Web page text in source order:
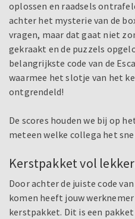
oplossen en raadsels
achter het mysterie van de
vragen, maar dat gaat niet
gekraakt en de puzzels
belangrijkste code van de
waarmee het slotje van het
ontgrendeld!
De scores houden we bij op
meteen welke collega het
Kerstpakket vol
Door achter de juiste code
komen heeft jouw
kerstpakket. Dit is een